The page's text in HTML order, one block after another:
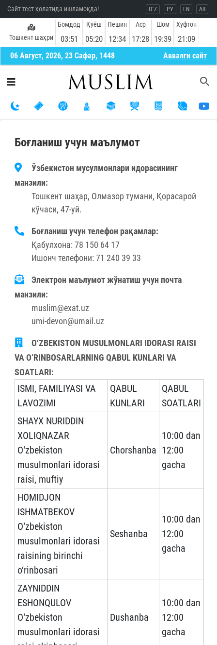
Сайт тест ҳолатида ишламоқда! O`Z РУ EN AR
Тошкент шаҳри
Бомдод
03:51
Қуёш
05:20
Пешин
12:34
Аср
17:28
Шом
19:39
Хуфтон
21:09
06 Август, 2026, 23 Сафар, 1448 Aввалги сайт
Боғланиш учун маълумот
Ўзбекистон мусулмонлари идорасининг
манзили:
Тошкент шаҳар, Олмазор тумани, Қорасарой
кўчаси, 47-уй.
Боғланиш учун телефон рақамлар:
Қабулхона: 78 150 64 17
Ишонч телефони: 71 240 39 33
Электрон маълумот жўнатиш учун почта
манзили:
muslim@exat.uz
umi-devon@umail.uz
O‘ZBEKISTON MUSULMONLARI IDORASI RAISI
VA O‘RINBOSARLARNING QABUL KUNLARI VA
SOATLARI:
ISMI, FAMILIYASI VA
LAVOZIMI
QABUL
KUNLARI
QABUL
SOATLARI
SHAYX NURIDDIN
XOLIQNAZAR
O‘zbekiston
musulmonlari idorasi
raisi, muftiy
Chorshanba
10:00 dan
12:00
gacha
HOMIDJON
ISHMATBЕKOV
O‘zbekiston
musulmonlari idorasi
raisining birinchi
o‘rinbosari
Seshanba
10:00 dan
12:00
gacha
ZAYNIDDIN
ESHONQULOV
O‘zbekiston
musulmonlari idorasi
Dushanba
10:00 dan
12:00
gacha